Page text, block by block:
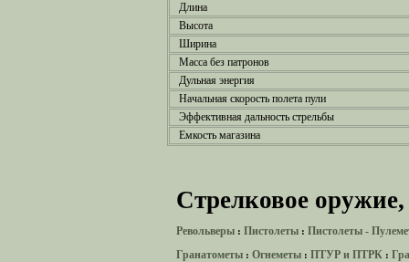
Длина
Высота
Ширина
Масса без патронов
Дульная энергия
Начальная скорость полета пули
Эффективная дальность стрельбы
Емкость магазина
Стрелковое
Револьверы : Пистолеты : Пистолеты -
Гранатометы : Огнеметы : ПТУР и ПТРК :